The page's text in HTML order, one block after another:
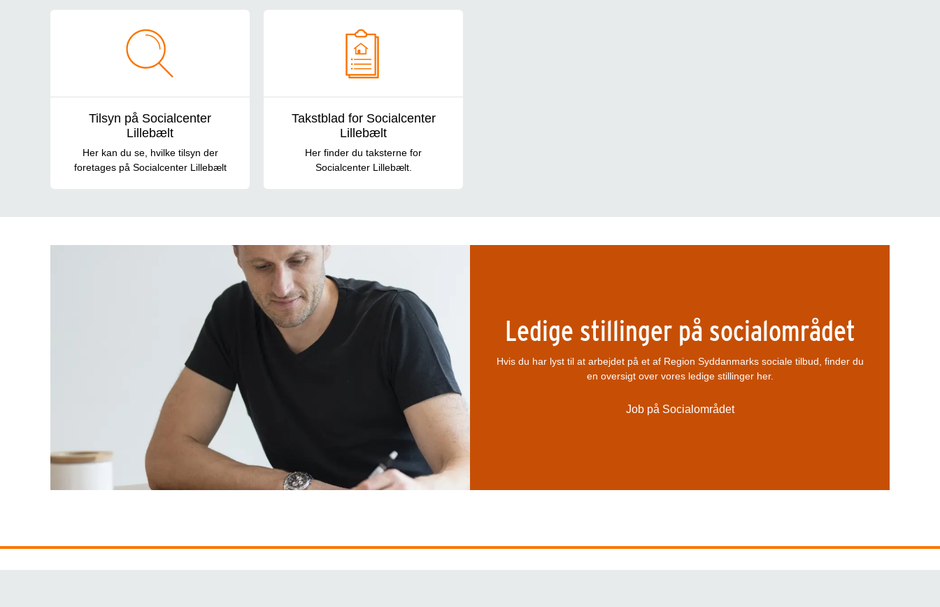
Tilsyn på Socialcenter
Lillebælt
Her kan du se, hvilke tilsyn der
foretages på Socialcenter Lillebælt
Takstblad for Socialcenter
Lillebælt
Her finder du taksterne for
Socialcenter Lillebælt.
Ledige stillinger på socialområdet
Hvis du har lyst til at arbejdet på et af Region Syddanmarks sociale tilbud, finder du
en oversigt over vores ledige stillinger her.
Job på Socialområdet